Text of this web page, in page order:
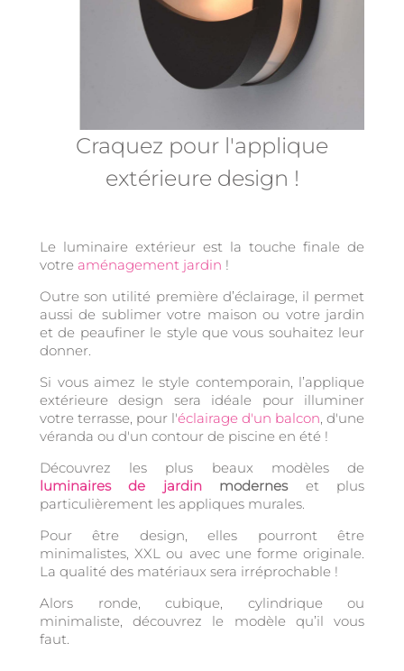
Craquez pour l'applique
extérieure design !
Le luminaire extérieur est la touche finale de
votre aménagement jardin !
Outre son utilité première d’éclairage, il permet
aussi de sublimer votre maison ou votre jardin
et de peaufiner le style que vous souhaitez leur
donner.
Si vous aimez le style contemporain, l’applique
extérieure design sera idéale pour illuminer
votre terrasse, pour l'éclairage d'un balcon, d'une
véranda ou d'un contour de piscine en été !
Découvrez les plus beaux modèles de
luminaires de jardinmoderneset plus
particulièrement les appliques murales.
Pour être design, elles pourront être
minimalistes, XXL ou avec une forme originale.
La qualité des matériaux sera irréprochable !
Alors ronde, cubique, cylindrique ou
minimaliste, découvrez le modèle qu’il vous
faut.